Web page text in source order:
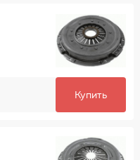
Купить